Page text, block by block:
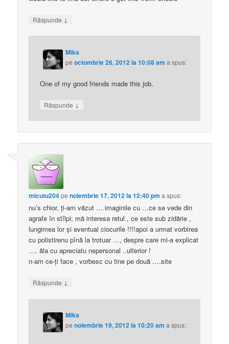
Răspunde ↓
Mika
peoctombrie 26, 2012 la 10:08 am a spus:
One of my good friends made this job.
Răspunde ↓
micutu204penoiembrie 17, 2012 la 12:40 pm a spus:
nu’s chior, ţi-am văzut ….imaginile cu …ce se vede din
agrafe în stîlpi; mă interesa retul , ce este sub zidărie ,
lungimea lor şi eventual ciocurile !!!!apoi a urmat vorbirea
cu polistirenu pînă la trotuar …, despre care mi-a explicat
…. ăla cu apreciatu nepersonal ..ulterior !
n-am ce-ţi face , vorbesc cu tine pe două ….site
Răspunde ↓
Mika
penoiembrie 19, 2012 la 10:20 am a spus: